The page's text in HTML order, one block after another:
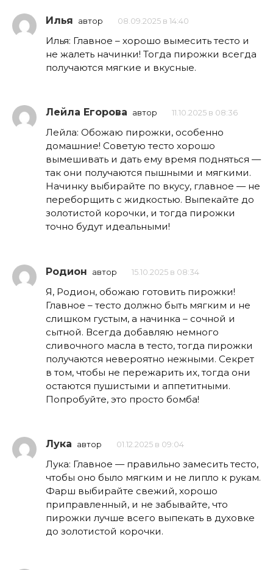
Илья автор 08.09.2025 в 14:40
Илья: Главное – хорошо вымесить тесто и
не жалеть начинки! Тогда пирожки всегда
получаются мягкие и вкусные.
Лейла Егорова автор 11.10.2025 в 08:36
Лейла: Обожаю пирожки, особенно
домашние! Советую тесто хорошо
вымешивать и дать ему время подняться —
так они получаются пышными и мягкими.
Начинку выбирайте по вкусу, главное — не
переборщить с жидкостью. Выпекайте до
золотистой корочки, и тогда пирожки
точно будут идеальными!
Родион автор 15.10.2025 в 08:34
Я, Родион, обожаю готовить пирожки!
Главное – тесто должно быть мягким и не
слишком густым, а начинка – сочной и
сытной. Всегда добавляю немного
сливочного масла в тесто, тогда пирожки
получаются невероятно нежными. Секрет
в том, чтобы не пережарить их, тогда они
остаются пушистыми и аппетитными.
Попробуйте, это просто бомба!
Лука автор 01.12.2025 в 09:04
Лука: Главное — правильно замесить тесто,
чтобы оно было мягким и не липло к рукам.
Фарш выбирайте свежий, хорошо
приправленный, и не забывайте, что
пирожки лучше всего выпекать в духовке
до золотистой корочки.